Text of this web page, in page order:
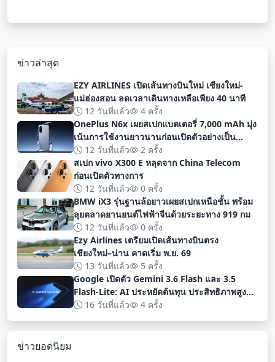
ข่าวล่าสุด
EZY AIRLINES เปิดเส้นทางบินใหม่ เชียงใหม่-
แม่ฮ่องสอน ลดเวลาเดินทางเหลือเพียง 40 นาที
12 วันที่แล้ว
4 ครั้ง
OnePlus N6x เผยสเปกแบตเตอรี่ 7,000 mAh มุ่ง
เน้นการใช้งานยาวนานก่อนเปิดตัวอย่างเป็น
ทางการ
12 วันที่แล้ว
2 ครั้ง
สเปก vivo X300 E หลุดจาก China Telecom
ก่อนเปิดตัวทางการ
12 วันที่แล้ว
0 ครั้ง
BMW iX3 รุ่นฐานล้อยาวเผยสเปกเหนือชั้น พร้อม
ลุยตลาดยานยนต์ไฟฟ้าจีนด้วยระยะทาง 919 กม
12 วันที่แล้ว
0 ครั้ง
Ezy Airlines เตรียมเปิดเส้นทางบินตรง
เชียงใหม่–น่าน คาดเริ่ม พ.ย. 69
13 วันที่แล้ว
5 ครั้ง
Google เปิดตัว Gemini 3.6 Flash และ 3.5
Flash-Lite: AI ประหยัดต้นทุน ประสิทธิภาพสูง
สำหรับนักพัฒนา
16 วันที่แล้ว 4 ครั้ง
ข่าวยอดนิยม